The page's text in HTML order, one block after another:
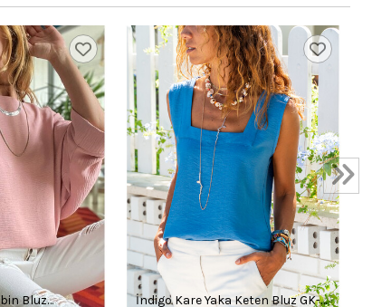
Bluz
İndigo Kare Yaka Keten Bluz GK-